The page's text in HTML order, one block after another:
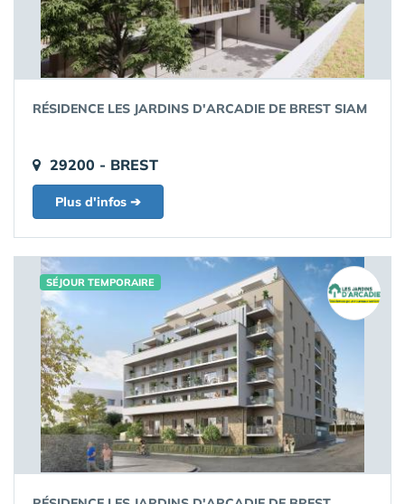
RÉSIDENCE LES JARDINS D'ARCADIE DE BREST SIAM
29200 - BREST
Plus d'infos ➔
SÉJOUR TEMPORAIRE